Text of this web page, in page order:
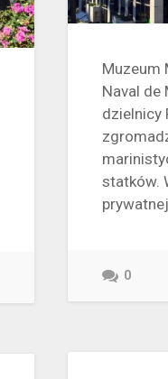
Muzeum
Naval de
dzielnicy
statków.
0